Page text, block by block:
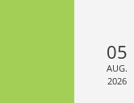
05
AUG.
2026